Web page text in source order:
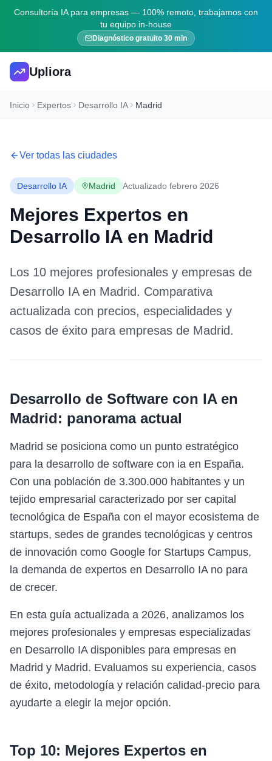
Consultoría IA para empresas — 100% remoto, trabajamos con
tu equipo in-house
Diagnóstico gratuito 30 min
Upliora
Inicio Expertos Desarrollo IA Madrid
Ver todas las ciudades
Desarrollo IA Madrid Actualizado febrero 2026
Mejores Expertos en
Desarrollo IA en Madrid
Los 10 mejores profesionales y empresas de
Desarrollo IAen Madrid. Comparativa
actualizada con precios, especialidades y
casos de éxito para empresas de Madrid.
Desarrollo de Software con IAen
Madrid: panorama actual
Madrid se posiciona como un punto estratégico
para la desarrollo de software con ia en España.
Con una población de 3.300.000 habitantes y un
tejido empresarial caracterizado por ser capital
tecnológica de España con el mayor ecosistema de
startups, sedes de grandes tecnológicas y centros
de innovación como Google for Startups Campus,
la demanda de expertos en Desarrollo IA no para
de crecer.
En esta guía actualizada a 2026, analizamos los
mejores profesionales y empresas especializadas
en Desarrollo IA disponibles para empresas en
Madrid y Madrid. Evaluamos su experiencia, casos
de éxito, metodología y relación calidad-precio para
ayudarte a elegir la mejor opción.
Top 10: Mejores Expertos en